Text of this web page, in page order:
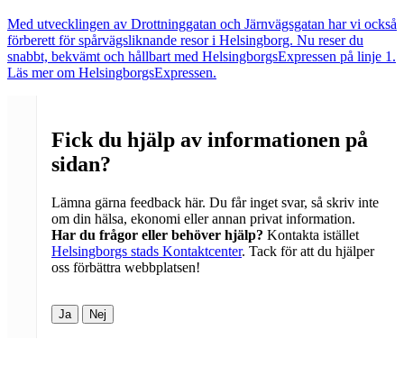
Med utvecklingen av Drottninggatan och Järnvägsgatan har vi också
förberett för spårvägsliknande resor i Helsingborg. Nu reser du
snabbt, bekvämt och hållbart med HelsingborgsExpressen på linje 1.
Läs mer om HelsingborgsExpressen.
Fick du hjälp av informationen på
sidan?
Lämna gärna feedback här. Du får inget svar, så skriv inte
om din hälsa, ekonomi eller annan privat information.
Har du frågor eller behöver hjälp? Kontakta istället
Helsingborgs stads Kontaktcenter. Tack för att du hjälper
oss förbättra webbplatsen!
Ja Nej